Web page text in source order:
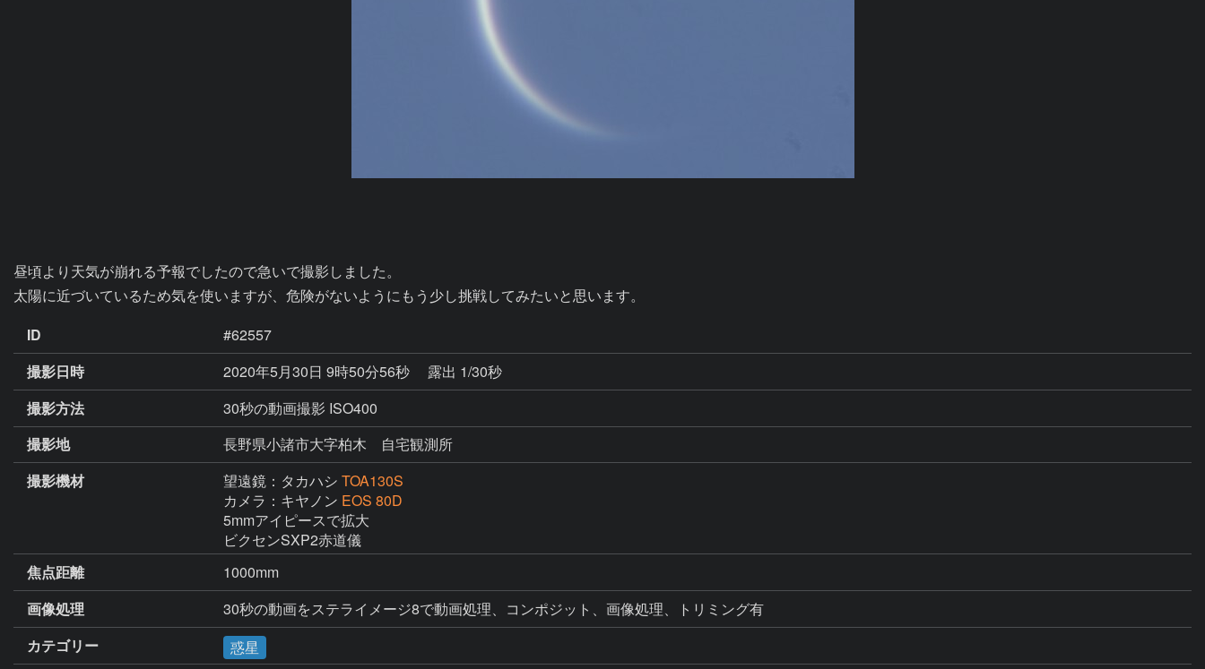
昼頃より天気が崩れる予報でしたので急いで撮影しました。
太陽に近づいているため気を使いますが、危険がないようにもう少し挑戦してみたいと思います。
ID
#62557
撮影日時
2020年5月30日 9時50分56秒
露出 1/30秒
撮影方法
30秒の動画撮影 ISO400
撮影地
長野県小諸市大字柏木 自宅観測所
撮影機材
望遠鏡：タカハシ TOA130S
カメラ：キヤノン EOS 80D
5mmアイピースで拡大
ビクセンSXP2赤道儀
焦点距離
1000mm
画像処理
30秒の動画をステライメージ8で動画処理、コンポジット、画像処理、トリミング有
カテゴリー
惑星